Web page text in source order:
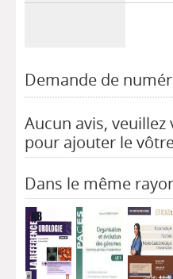
Demande de
Aucun avis,
pour ajouter le
Dans le même